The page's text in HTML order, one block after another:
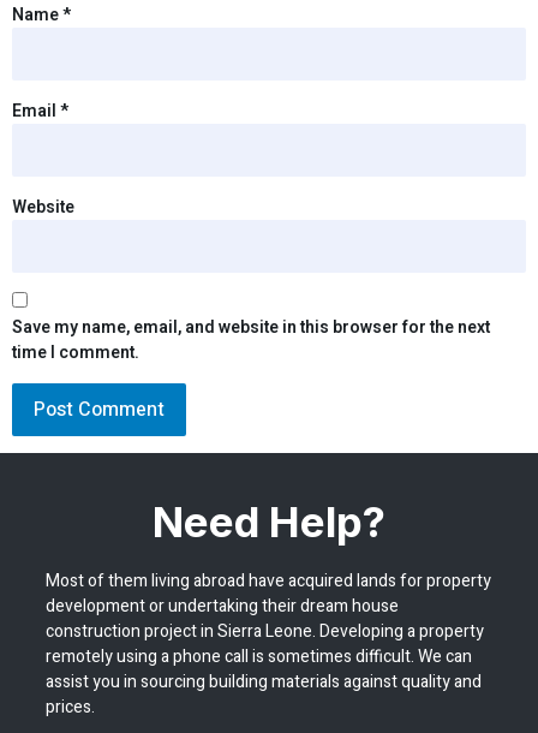
Name*
Email*
Website
Save my name, email, and website in this browser for the next
time I comment.
Need Help?
Most of them living abroad have acquired lands for property
development or undertaking their dream house
construction project in Sierra Leone. Developing a property
remotely using a phone call is sometimes difficult. We can
assist you in sourcing building materials against quality and
prices.